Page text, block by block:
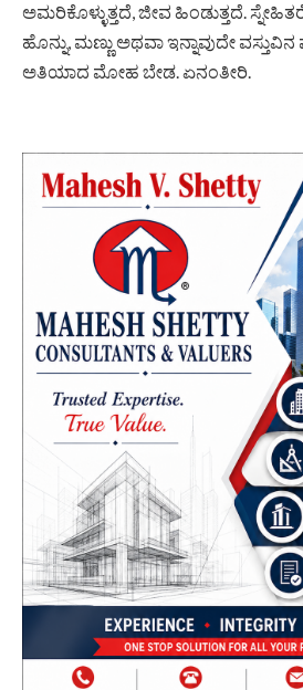
ಅಮರಿಕೊಳ್ಳು­ತ್ತದೆ, ಜೀವ ಹಿಂಡುತ್ತದೆ. ಸ್ನೇಹಿತರೆ
ಹೊನ್ನು, ಮಣ್ಣು ಅಥವಾ ಇನ್ನಾವುದೇ
ಅತಿಯಾದ ಮೋಹ ಬೇಡ. ಏನಂತೀರಿ.